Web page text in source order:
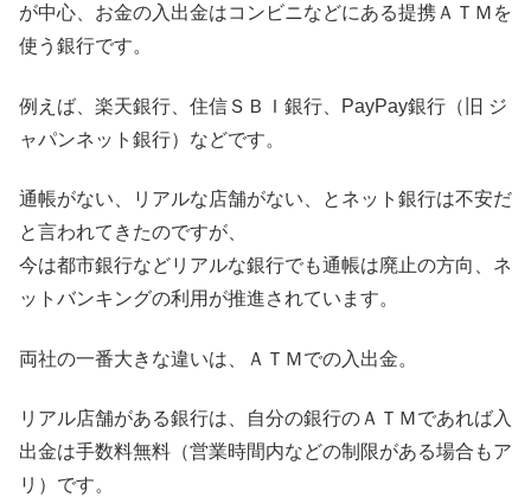
が中心、お金の入出金はコンビニなどにある提携ＡＴＭを
使う銀行です。
例えば、楽天銀行、住信ＳＢＩ銀行、PayPay銀行（旧 ジ
ャパンネット銀行）などです。
通帳がない、リアルな店舗がない、とネット銀行は不安だ
と言われてきたのですが、
今は都市銀行などリアルな銀行でも通帳は廃止の方向、ネ
ットバンキングの利用が推進されています。
両社の一番大きな違いは、ＡＴＭでの入出金。
リアル店舗がある銀行は、自分の銀行のＡＴＭであれば入
出金は手数料無料（営業時間内などの制限がある場合もア
リ）です。